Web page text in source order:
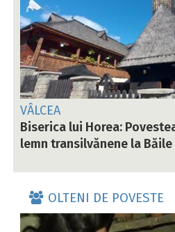
VÂLCEA
Biserica lui Horea:
lemn transilvănene la
OLTENI DE POVESTE